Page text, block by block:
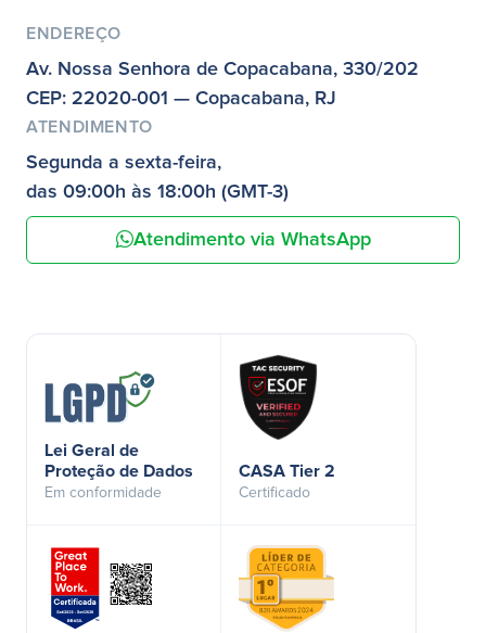
ENDEREÇO
Av. Nossa Senhora de Copacabana, 330/202
CEP: 22020-001 — Copacabana, RJ
ATENDIMENTO
Segunda a sexta-feira,
das 09:00h às 18:00h (GMT-3)
Atendimento via WhatsApp
Lei Geral de
Proteção de Dados
Em conformidade
CASA Tier 2
Certificado